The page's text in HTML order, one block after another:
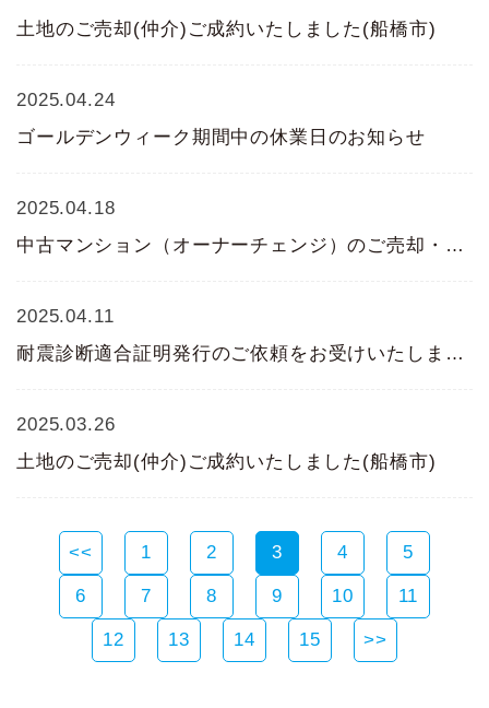
土地のご売却(仲介)ご成約いたしました(船橋市)
2025.04.24
ゴールデンウィーク期間中の休業日のお知らせ
2025.04.18
中古マンション（オーナーチェンジ）のご売却・ご購入(仲介)ご成約いたしました(習志野市)
2025.04.11
耐震診断適合証明発行のご依頼をお受けいたしました(八千代市)
2025.03.26
土地のご売却(仲介)ご成約いたしました(船橋市)
<< 1 2 3 4 5
6 7 8 9 10 11
12 13 14 15 >>